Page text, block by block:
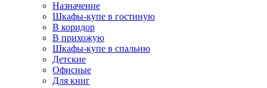
Назначение
Шкафы-купе в гостиную
В коридор
В прихожую
Шкафы-купе в спальню
Детские
Офисные
Для книг